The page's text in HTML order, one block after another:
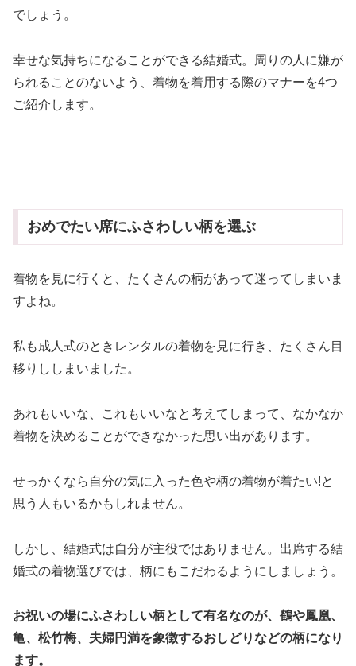
でしょう。
幸せな気持ちになることができる結婚式。周りの人に嫌が
られることのないよう、着物を着用する際のマナーを4つ
ご紹介します。
おめでたい席にふさわしい柄を選ぶ
着物を見に行くと、たくさんの柄があって迷ってしまいま
すよね。
私も成人式のときレンタルの着物を見に行き、たくさん目
移りししまいました。
あれもいいな、これもいいなと考えてしまって、なかなか
着物を決めることができなかった思い出があります。
せっかくなら自分の気に入った色や柄の着物が着たい!と
思う人もいるかもしれません。
しかし、結婚式は自分が主役ではありません。出席する結
婚式の着物選びでは、柄にもこだわるようにしましょう。
お祝いの場にふさわしい柄として有名なのが、鶴や鳳凰、
亀、松竹梅、夫婦円満を象徴するおしどりなどの柄になり
ます。